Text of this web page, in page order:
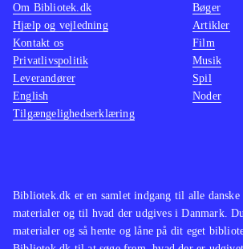
Bibliotek.dk er en samlet indgang til alle
materialer og til hvad der udgives i Danmark.
materialer og så hente og låne på dit eget
Om Bibliotek.dk
Hjælp og vejledning
Kontakt os
Privatlivspolitik
Leverandører
English
Tilgængelighedserklæring
Bøger
Artikler
Film
Musik
Spil
Noder